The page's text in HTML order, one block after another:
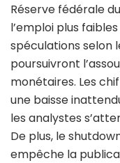
Réserve fédérale
l’emploi plus
spéculations selon
poursuivront
monétaires. Les
une baisse
les analystes
De plus, le
empêche la